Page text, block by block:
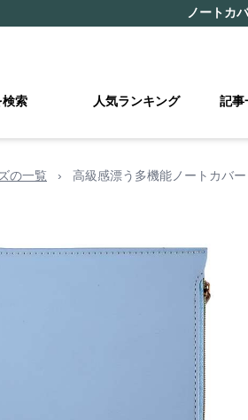
ノートカ
検索 人気ランキング 記事
の一覧 › 高級感漂う多機能ノートカバー